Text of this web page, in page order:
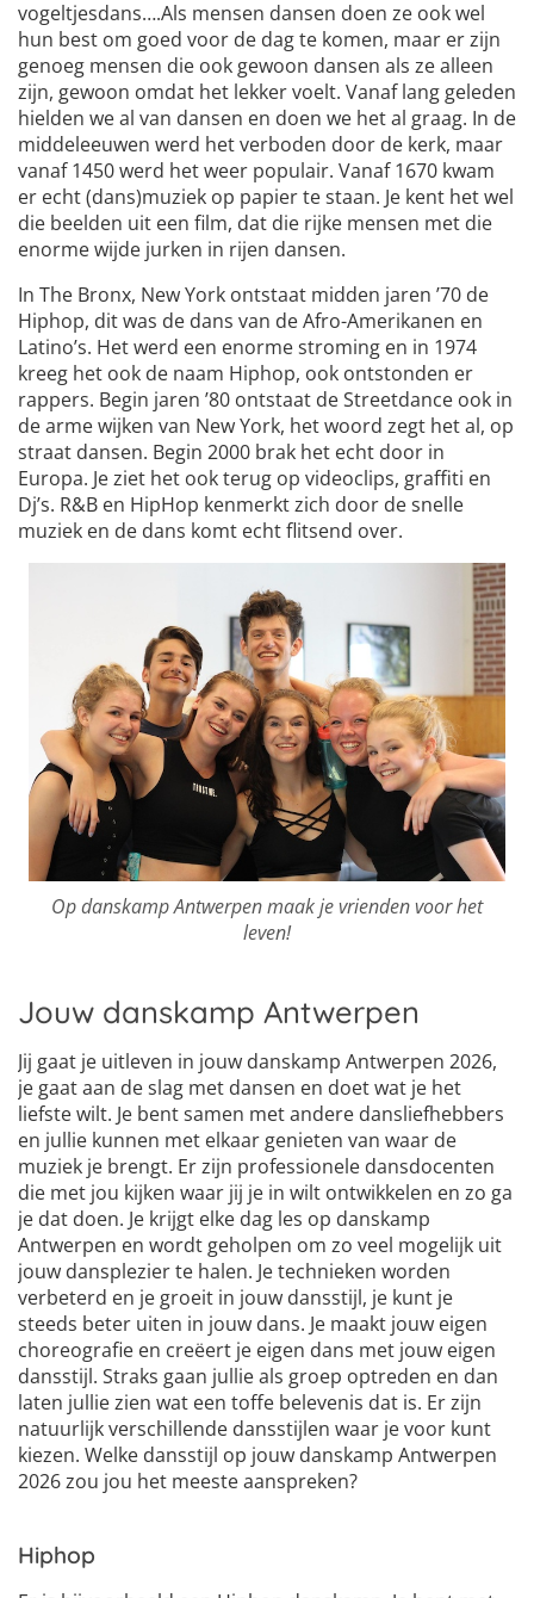
vogeltjesdans….Als mensen dansen doen ze ook wel
hun best om goed voor de dag te komen, maar er zijn
genoeg mensen die ook gewoon dansen als ze alleen
zijn, gewoon omdat het lekker voelt. Vanaf lang geleden
hielden we al van dansen en doen we het al graag. In de
middeleeuwen werd het verboden door de kerk, maar
vanaf 1450 werd het weer populair. Vanaf 1670 kwam
er echt (dans)muziek op papier te staan. Je kent het wel
die beelden uit een film, dat die rijke mensen met die
enorme wijde jurken in rijen dansen.
In The Bronx, New York ontstaat midden jaren ’70 de
Hiphop, dit was de dans van de Afro-Amerikanen en
Latino’s. Het werd een enorme stroming en in 1974
kreeg het ook de naam Hiphop, ook ontstonden er
rappers. Begin jaren ’80 ontstaat de Streetdance ook in
de arme wijken van New York, het woord zegt het al, op
straat dansen. Begin 2000 brak het echt door in
Europa. Je ziet het ook terug op videoclips, graffiti en
Dj’s. R&B en HipHop kenmerkt zich door de snelle
muziek en de dans komt echt flitsend over.
Op danskamp Antwerpen maak je vrienden voor het
leven!
Jouw danskamp Antwerpen
Jij gaat je uitleven in jouw danskamp Antwerpen 2026,
je gaat aan de slag met dansen en doet wat je het
liefste wilt. Je bent samen met andere dansliefhebbers
en jullie kunnen met elkaar genieten van waar de
muziek je brengt. Er zijn professionele dansdocenten
die met jou kijken waar jij je in wilt ontwikkelen en zo ga
je dat doen. Je krijgt elke dag les op danskamp
Antwerpen en wordt geholpen om zo veel mogelijk uit
jouw dansplezier te halen. Je technieken worden
verbeterd en je groeit in jouw dansstijl, je kunt je
steeds beter uiten in jouw dans. Je maakt jouw eigen
choreografie en creëert je eigen dans met jouw eigen
dansstijl. Straks gaan jullie als groep optreden en dan
laten jullie zien wat een toffe belevenis dat is. Er zijn
natuurlijk verschillende dansstijlen waar je voor kunt
kiezen. Welke dansstijl op jouw danskamp Antwerpen
2026 zou jou het meeste aanspreken?
Hiphop